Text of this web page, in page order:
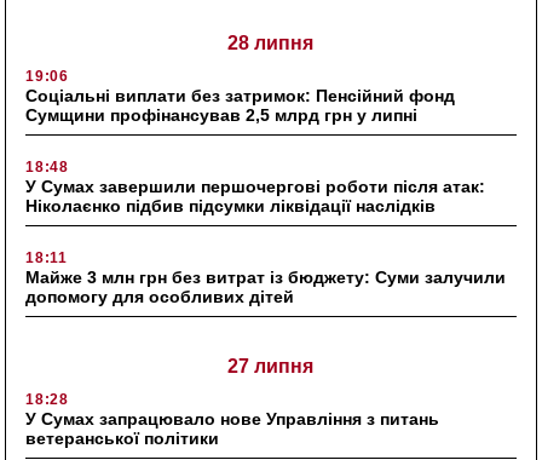
28 липня
19:06
Соціальні виплати без затримок: Пенсійний фонд
Сумщини профінансував 2,5 млрд грн у липні
18:48
У Сумах завершили першочергові роботи після атак:
Ніколаєнко підбив підсумки ліквідації наслідків
18:11
Майже 3 млн грн без витрат із бюджету: Суми залучили
допомогу для особливих дітей
27 липня
18:28
У Сумах запрацювало нове Управління з питань
ветеранської політики